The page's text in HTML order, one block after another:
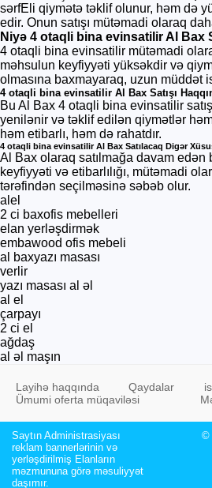
sərfEli qiymətə təklif olunur, həm də
edir. Onun satışı mütəmadi olaraq
Niyə 4 otaqli bina evinsatilir Al Bax
4 otaqli bina evinsatilir mütəmadi
məhsulun keyfiyyəti yüksəkdir və
olmasına baxmayaraq, uzun müddət
4 otaqli bina evinsatilir Al Bax Satışı
Bu Al Bax 4 otaqli bina evinsatilir
yenilənir və təklif edilən qiymətlər
həm etibarlı, həm də rahatdır.
4 otaqli bina evinsatilir Al Bax Satılacaq Digər
Al Bax olaraq satılmağa davam edən
keyfiyyəti və etibarlılığı, mütəmadi
tərəfindən seçilməsinə səbəb olur.
alel
2 ci baxofis mebelleri
elan yerləşdirmək
embawood ofis mebeli
al baxyazı masası
verlir
yazı masası al əl
al el
çarpayı
2 ci el
ağdaş
al əl maşın
Layihə haqqında Qaydalar
Ümumi oferta müqaviləsi
Saytın Administrasiyası
reklam bannerlərinin və
yerləşdirilmiş Elanların
məzmununa görə məsuliyyət
daşımır.
©